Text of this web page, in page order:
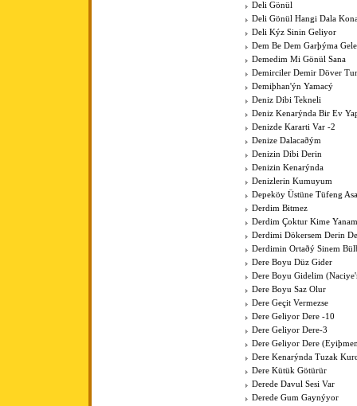
Deli Gönül
Deli Gönül Hangi Dala
Deli Kýz Sinin Geliyor
Dem Be Dem Garþýma
Demedim Mi Gönül Sana
Demirciler Demir Döver
Demiþhan'ýn Yamacý
Deniz Dibi Tekneli
Deniz Kenarýnda Bir Ev
Denizde Kararti Var -2
Denize Dalacaðým
Denizin Dibi Derin
Denizin Kenarýnda
Denizlerin Kumuyum
Depeköy Üstüne Tüfeng
Derdim Bitmez
Derdim Çoktur Kime
Derdimi Dökersem Derin
Derdimin Ortaðý Sinem
Dere Boyu Düz Gider
Dere Boyu Gidelim
Dere Boyu Saz Olur
Dere Geçit Vermezse
Dere Geliyor Dere -10
Dere Geliyor Dere-3
Dere Geliyor Dere
Dere Kenarýnda Tuzak
Dere Kütük Götürür
Derede Davul Sesi Var
Derede Gum Gaynýyor